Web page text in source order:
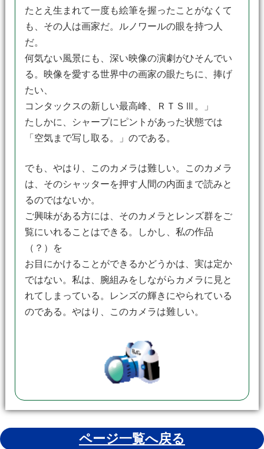
たとえ生まれて一度も絵筆を握ったことがなくて
も、その人は画家だ。ルノワールの眼を持つ人
だ。
何気ない風景にも、深い映像の演劇がひそんでい
る。映像を愛する世界中の画家の眼たちに、捧げ
たい、
コンタックスの新しい最高峰、ＲＴＳⅢ。」
たしかに、シャープにピントがあった状態では
「空気まで写し取る。」のである。
でも、やはり、このカメラは難しい。このカメラ
は、そのシャッターを押す人間の内面まで読みと
るのではないか。
ご興味がある方には、そのカメラとレンズ群をご
覧にいれることはできる。しかし、私の作品
（？）を
お目にかけることができるかどうかは、実は定か
ではない。私は、腕組みをしながらカメラに見と
れてしまっている。レンズの輝きにやられている
のである。やはり、このカメラは難しい。
ページ一覧へ戻る